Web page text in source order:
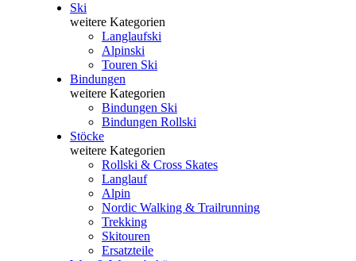
Ski
weitere Kategorien
Langlaufski
Alpinski
Touren Ski
Bindungen
weitere Kategorien
Bindungen Ski
Bindungen Rollski
Stöcke
weitere Kategorien
Rollski & Cross Skates
Langlauf
Alpin
Nordic Walking & Trailrunning
Trekking
Skitouren
Ersatzteile